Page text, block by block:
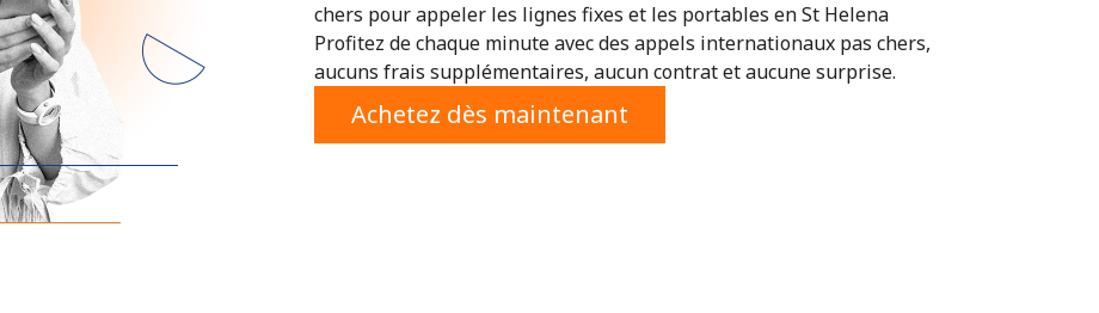
chers pour appeler les lignes fixes et les portables en St Helena
Profitez de chaque minute avec des appels internationaux pas chers,
aucuns frais supplémentaires, aucun contrat et aucune surprise.
Achetez dès maintenant